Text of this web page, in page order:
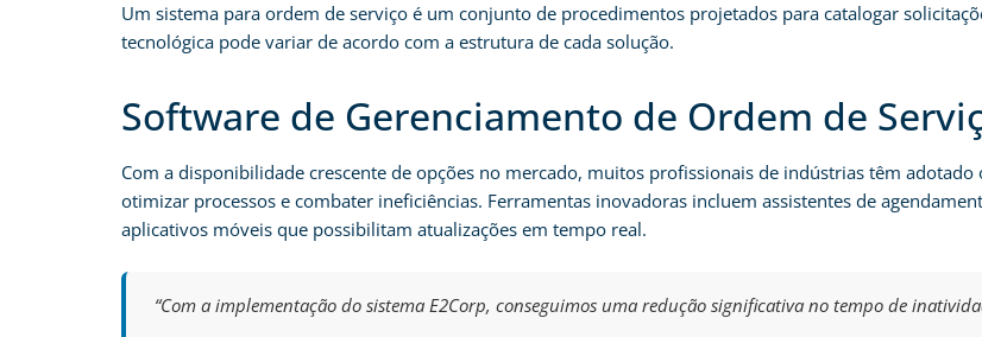
Um sistema para ordem de serviço é um conjunto de procedimentos projetados para catalogar
tecnológica pode variar de acordo com a estrutura de cada solução.
Software de Gerenciamento de Ordem de
Com a disponibilidade crescente de opções no mercado, muitos profissionais de indústrias têm
otimizar processos e combater ineficiências. Ferramentas inovadoras incluem assistentes de
aplicativos móveis que possibilitam atualizações em tempo real.
“Com a implementação do sistema E2Corp, conseguimos uma redução significativa no tempo de